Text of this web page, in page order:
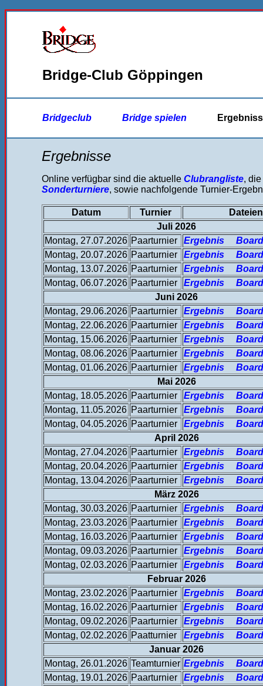
Bridge-Club Göppingen
Bridgeclub Bridge spielen
Ergebnisse
Online verfügbar sind die aktuelleClubrangliste,
Sonderturniere, sowie nachfolgende Turnier-
Datum Turnier
Dateien
Juli 2026
Montag, 27.07.2026 Paarturnier Ergebnis
Montag, 20.07.2026 Paarturnier Ergebnis
Montag, 13.07.2026 Paarturnier Ergebnis
Montag, 06.07.2026 Paarturnier Ergebnis
Juni 2026
Montag, 29.06.2026 Paarturnier Ergebnis
Montag, 22.06.2026 Paarturnier Ergebnis
Montag, 15.06.2026 Paarturnier Ergebnis
Montag, 08.06.2026 Paarturnier Ergebnis
Montag, 01.06.2026 Paarturnier Ergebnis
Mai 2026
Montag, 18.05.2026 Paarturnier Ergebnis
Montag, 11.05.2026 Paarturnier Ergebnis
Montag, 04.05.2026 Paarturnier Ergebnis
April 2026
Montag, 27.04.2026 Paarturnier Ergebnis
Montag, 20.04.2026 Paarturnier Ergebnis
Montag, 13.04.2026 Paarturnier Ergebnis
März 2026
Montag, 30.03.2026 Paarturnier Ergebnis
Montag, 23.03.2026 Paarturnier Ergebnis
Montag, 16.03.2026 Paarturnier Ergebnis
Montag, 09.03.2026 Paarturnier Ergebnis
Montag, 02.03.2026 Paarturnier Ergebnis
Februar 2026
Montag, 23.02.2026 Paarturnier Ergebnis
Montag, 16.02.2026 Paarturnier Ergebnis
Montag, 09.02.2026 Paarturnier Ergebnis
Montag, 02.02.2026 Paatturnier Ergebnis
Januar 2026
Montag, 26.01.2026 Teamturnier Ergebnis
Montag, 19.01.2026 Paarturnier Ergebnis